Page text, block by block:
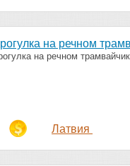
на речном
на речном
Латвия